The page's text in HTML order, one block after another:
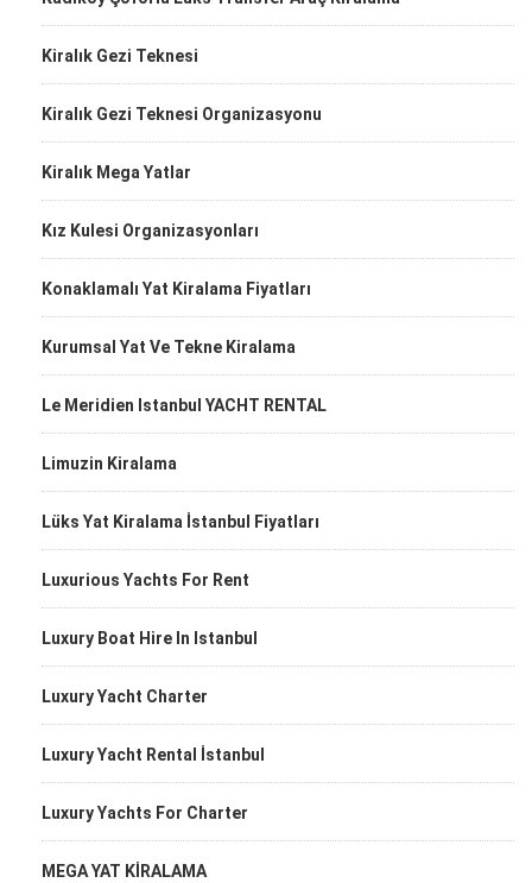
Kiralık Gezi Teknesi
Kiralık Gezi Teknesi Organizasyonu
Kiralık Mega Yatlar
Kız Kulesi Organizasyonları
Konaklamalı Yat Kiralama Fiyatları
Kurumsal Yat Ve Tekne Kiralama
Le Meridien Istanbul YACHT RENTAL
Limuzin Kiralama
Lüks Yat Kiralama İstanbul Fiyatları
Luxurious Yachts For Rent
Luxury Boat Hire In Istanbul
Luxury Yacht Charter
Luxury Yacht Rental İstanbul
Luxury Yachts For Charter
MEGA YAT KİRALAMA